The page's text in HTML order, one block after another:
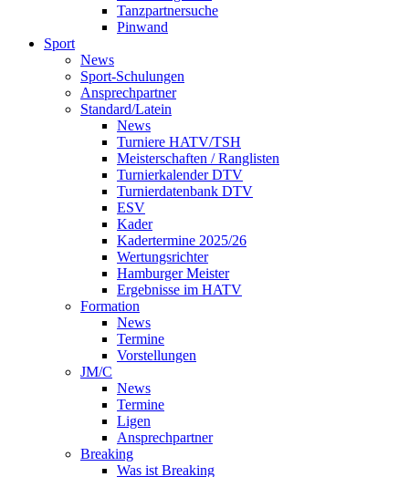
Tanzpartnersuche
Pinwand
Sport
News
Sport-Schulungen
Ansprechpartner
Standard/Latein
News
Turniere HATV/TSH
Meisterschaften / Ranglisten
Turnierkalender DTV
Turnierdatenbank DTV
ESV
Kader
Kadertermine 2025/26
Wertungsrichter
Hamburger Meister
Ergebnisse im HATV
Formation
News
Termine
Vorstellungen
JM/C
News
Termine
Ligen
Ansprechpartner
Breaking
Was ist Breaking